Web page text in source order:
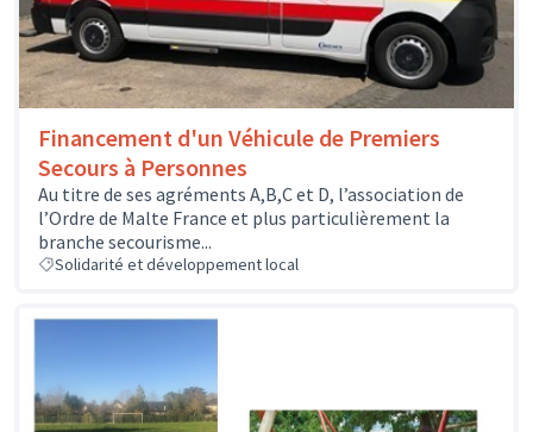
Financement d'un Véhicule de Premiers
Secours à Personnes
Au titre de ses agréments A,B,C et D, l’association de
l’Ordre de Malte France et plus particulièrement la
branche secourisme...
Solidarité et développement local